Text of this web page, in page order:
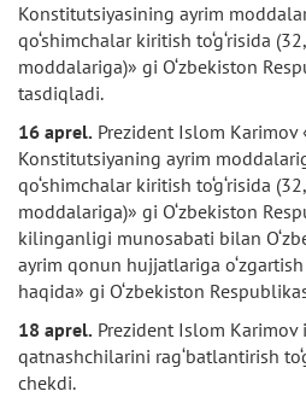
Konstitutsiyasining ayrim
qo‘shimchalar kiritish to‘g‘risida
moddalariga)» gi O‘zbekiston
tasdiqladi.
16 aprel. Prezident Islom Karimov
Konstitutsiyaning ayrim
qo‘shimchalar kiritish to‘g‘risida
moddalariga)» gi O‘zbekiston
kilinganligi munosabati bilan
ayrim qonun hujjatlariga
haqida» gi O‘zbekiston
18 aprel. Prezident Islom
qatnashchilarini rag‘batlantirish
chekdi.